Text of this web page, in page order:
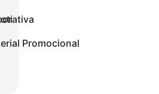
Promocional